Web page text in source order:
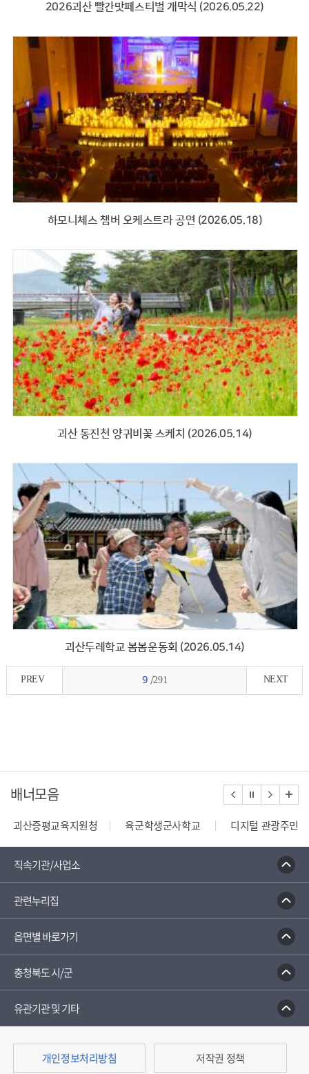
2026괴산 빨간맛페스티벌 개막식 (2026.05.22)
하모니체스 챔버 오케스트라 공연 (2026.05.18)
괴산 동진천 양귀비꽃 스케치 (2026.05.14)
괴산두레학교 봄봄운동회 (2026.05.14)
PREV 9 /291 NEXT
배너모음
지원청 육군학생군사학교 디지털 관광주민증
중원대
직속기관/사업소
관련누리집
읍면별 바로가기
충청북도 시/군
유관기관 및 기타
개인정보처리방침 저작권 정책